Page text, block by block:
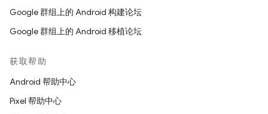
Google 群组上的 Android 构建论坛
Google 群组上的 Android 移植论坛
获取帮助
Android 帮助中心
Pixel 帮助中心